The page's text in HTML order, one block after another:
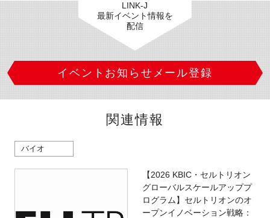
LINK-J
最新イベント情報を
配信
イベントお知らせメール登録
関連情報
バイオ
【2026 KBIC・セルトリオン
グローバルスケールアッププ
ログラム】セルトリオンのオ
ープンイノベーション戦略：